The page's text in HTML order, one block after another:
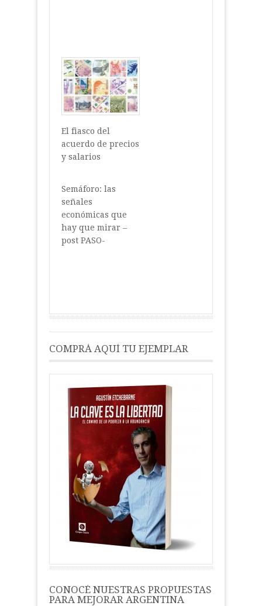
El fiasco del
acuerdo de precios
y salarios
Semáforo: las
señales
económicas que
hay que mirar –
post PASO-
COMPRÁ AQUÍ TU EJEMPLAR
CONOCÉ NUESTRAS PROPUESTAS
PARA MEJORAR ARGENTINA